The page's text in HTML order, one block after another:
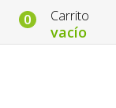
Carrito
0
vacío